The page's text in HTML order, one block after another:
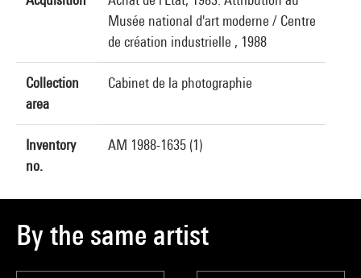
Musée national d'art moderne / Centre
de création industrielle , 1988
Collection
area
Cabinet de la photographie
Inventory
no.
AM 1988-1635 (1)
By the same artist